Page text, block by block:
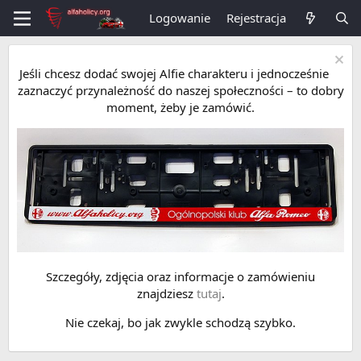
Logowanie Rejestracja
Jeśli chcesz dodać swojej Alfie charakteru i jednocześnie
zaznaczyć przynależność do naszej społeczności – to dobry
moment, żeby je zamówić.
Szczegóły, zdjęcia oraz informacje o zamówieniu
znajdziesz tutaj.
Nie czekaj, bo jak zwykle schodzą szybko.